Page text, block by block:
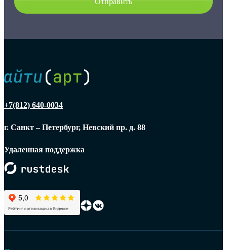
+7(812) 640-0034
г. Санкт – Петербург, Невский пр. д. 88
Удаленная поддержка